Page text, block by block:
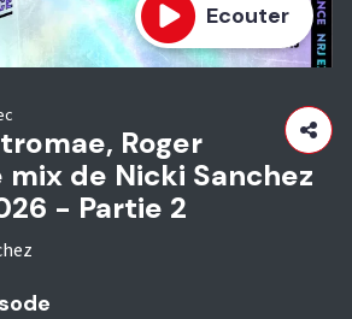
Ecouter
Roger
mix de Nicki Sanchez
- Partie 2